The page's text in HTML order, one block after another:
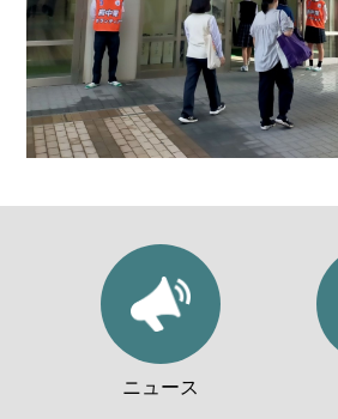
ニュース